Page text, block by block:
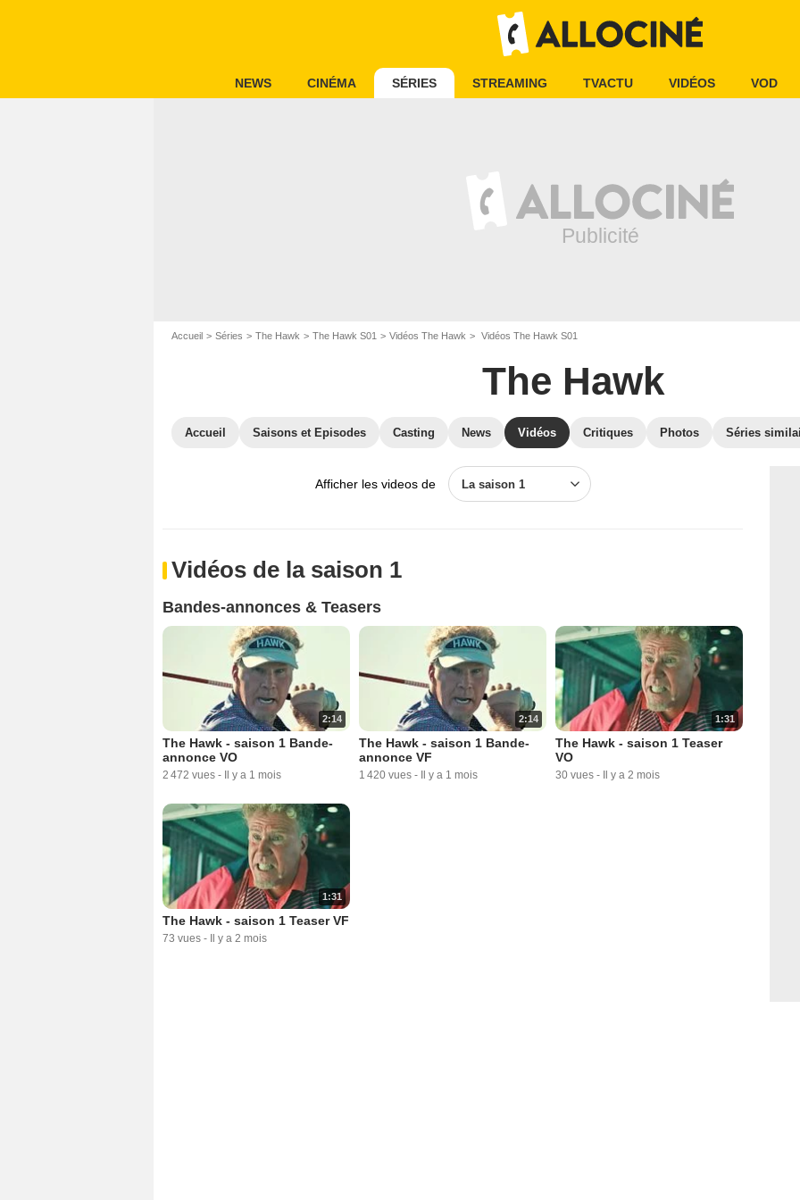
NEWS CINÉMA SÉRIES STREAMING TVACTU VIDÉOS VOD
Accueil Séries The Hawk The Hawk S01 Vidéos The Hawk Vidéos The Hawk S01
The Hawk
Accueil Saisons et Episodes Casting News Vidéos Critiques Photos Séries
Afficher les videos de La saison 1
Vidéos de la saison 1
Bandes-annonces & Teasers
2:14
The Hawk - saison 1 Bande-
annonce VO
2 472 vues - Il y a 1 mois
2:14
The Hawk - saison 1 Bande-
annonce VF
1 420 vues - Il y a 1 mois
1:31
The Hawk - saison 1 Teaser
VO
30 vues - Il y a 2 mois
1:31
The Hawk - saison 1 Teaser VF
73 vues - Il y a 2 mois